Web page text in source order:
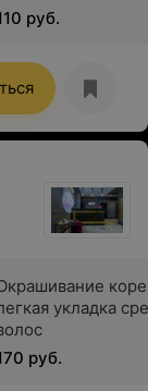
руб.
укладка
руб.